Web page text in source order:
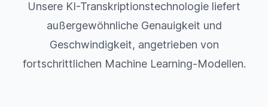
Unsere KI-Transkriptionstechnologie liefert
außergewöhnliche Genauigkeit und
Geschwindigkeit, angetrieben von
fortschrittlichen Machine Learning-Modellen.